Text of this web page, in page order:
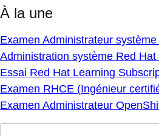
À la une
Examen Administrateur
Administration système Red Hat
Essai Red Hat Learning
Examen RHCE (Ingénieur
Examen Administrateur